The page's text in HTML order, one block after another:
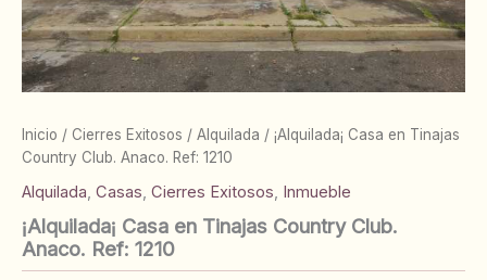
Inicio / Cierres Exitosos / Alquilada / ¡Alquilada¡ Casa en Tinajas
Country Club. Anaco. Ref: 1210
Alquilada, Casas, Cierres Exitosos, Inmueble
¡Alquilada¡ Casa en Tinajas Country Club.
Anaco. Ref: 1210